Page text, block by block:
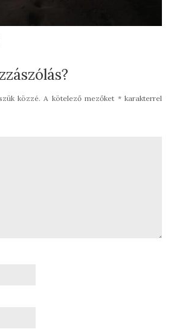
közzé. A kötelező mezőket *karakterrel